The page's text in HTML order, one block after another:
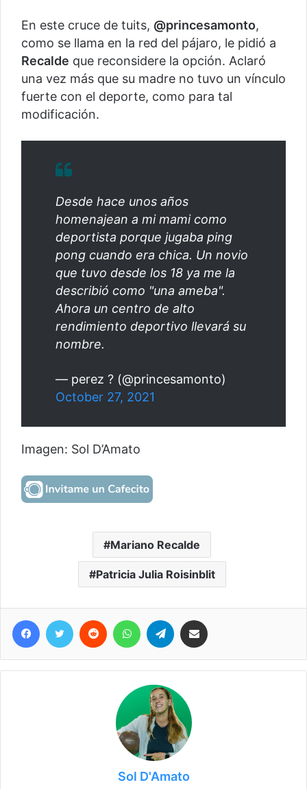
En este cruce de tuits, @princesamonto,
como se llama en la red del pájaro, le pidió a
Recalde que reconsidere la opción. Aclaró
una vez más que su madre no tuvo un vínculo
fuerte con el deporte, como para tal
modificación.
Desde hace unos años
homenajean a mi mami como
deportista porque jugaba ping
pong cuando era chica. Un novio
que tuvo desde los 18 ya me la
describió como "una ameba".
Ahora un centro de alto
rendimiento deportivo llevará su
nombre.
— perez ? (@princesamonto)
October 27, 2021
Imagen: Sol D’Amato
Mariano Recalde
Patricia Julia Roisinblit
Facebook
Twitter Reddit WhatsAppTelegram
Sol D'Amato